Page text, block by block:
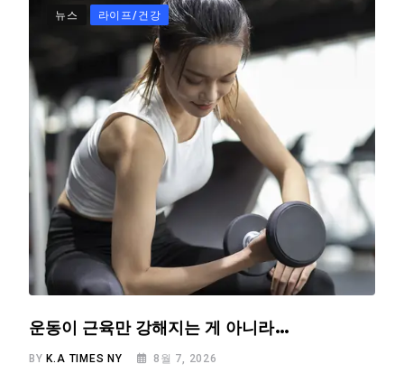
뉴스 라이프/건강
운동이 근육만 강해지는 게 아니라…
BY K.A TIMES NY 8월 7, 2026